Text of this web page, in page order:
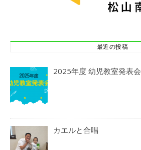
最近の投稿
2025年度 幼児教室発表会
カエルと合唱